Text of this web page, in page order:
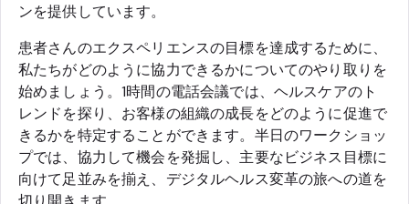
ンを提供しています。
患者さんのエクスペリエンスの目標を達成するために、
私たちがどのように協力できるかについてのやり取りを
始めましょう。1時間の電話会議では、ヘルスケアのト
レンドを探り、お客様の組織の成長をどのように促進で
きるかを特定することができます。半日のワークショッ
プでは、協力して機会を発掘し、主要なビジネス目標に
向けて足並みを揃え、デジタルヘルス変革の旅への道を